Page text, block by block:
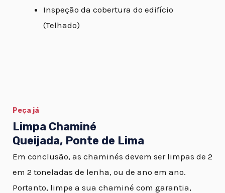
Inspeção da cobertura do edifício
(Telhado)
Peça já
Limpa Chaminé
Queijada, Ponte de Lima
Em conclusão, as chaminés devem ser limpas de 2
em 2 toneladas de lenha, ou de ano em ano.
Portanto, limpe a sua chaminé com garantia,